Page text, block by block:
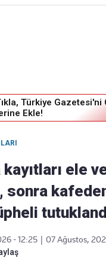
Türkiye Gazetesi'ni
Ekle!
ele
sonra
- 12:25
07 Ağustos,